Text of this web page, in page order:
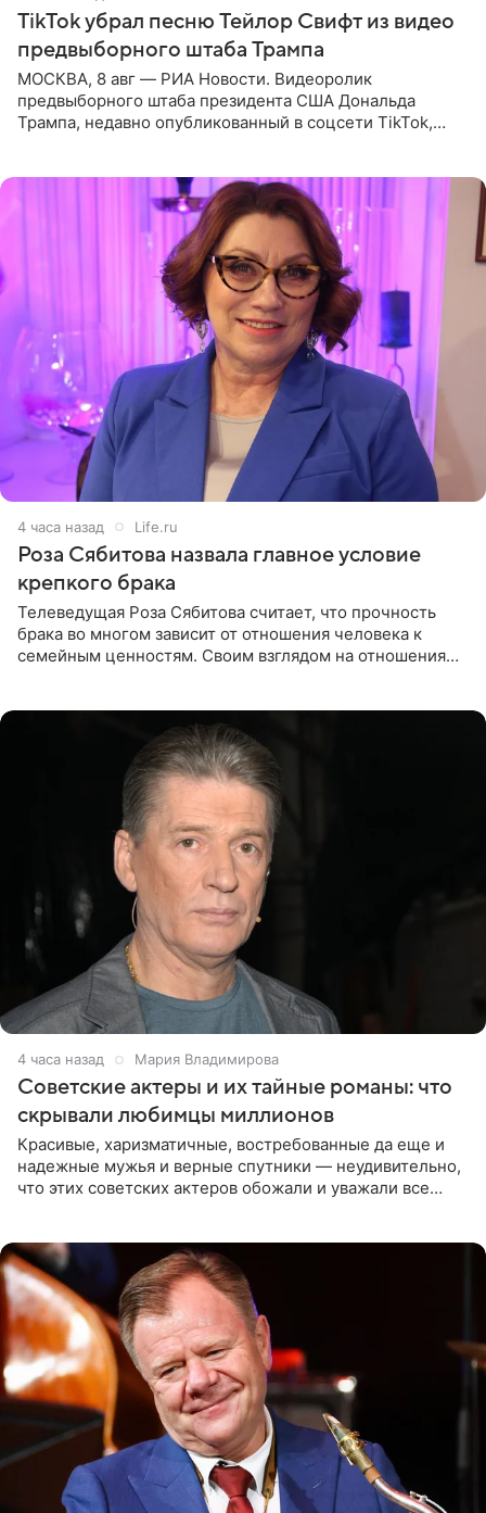
TikTok убрал песню Тейлор Свифт из видео
предвыборного штаба Трампа
МОСКВА, 8 авг — РИА Новости. Видеоролик
предвыборного штаба президента США Дональда
Трампа, недавно опубликованный в соцсети TikTok,
4 часа назад Life.ru
Роза Сябитова назвала главное условие
крепкого брака
Телеведущая Роза Сябитова считает, что прочность
брака во многом зависит от отношения человека к
семейным ценностям. Своим взглядом на отношения
4 часа назад Мария Владимирова
Советские актеры и их тайные романы: что
скрывали любимцы миллионов
Красивые, харизматичные, востребованные да еще и
надежные мужья и верные спутники — неудивительно,
что этих советских актеров обожали и уважали все